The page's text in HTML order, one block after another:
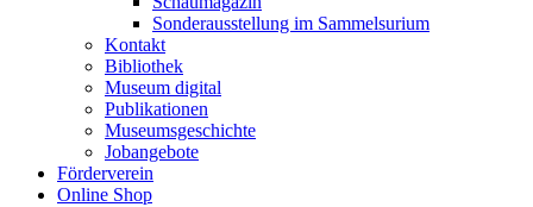
Sonderausstellung im Sammelsurium
Kontakt
Bibliothek
Museum digital
Publikationen
Museumsgeschichte
Jobangebote
Förderverein
Online Shop